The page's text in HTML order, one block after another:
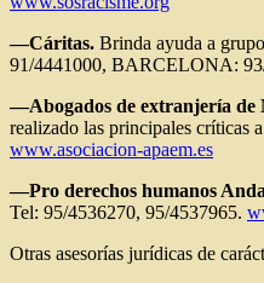
—Cáritas. Brinda ayuda a
91/4441000, BARCELONA:
—Abogados de extranjería de
realizado las principales críticas
www.asociacion-apaem.es
—Pro derechos humanos
Tel: 95/4536270, 95/4537965.
Otras asesorías jurídicas de